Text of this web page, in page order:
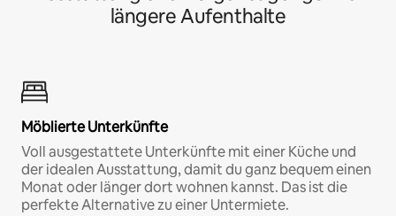
längere Aufenthalte
Möblierte Unterkünfte
Voll ausgestattete Unterkünfte mit einer Küche und
der idealen Ausstattung, damit du ganz bequem einen
Monat oder länger dort wohnen kannst. Das ist die
perfekte Alternative zu einer Untermiete.